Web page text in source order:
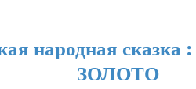
народная
ЗОЛОТО